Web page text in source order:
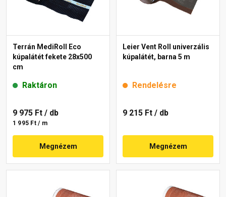
Terrán MediRoll Eco
kúpalátét fekete 28x500
cm
Raktáron
9 975 Ft / db
1 995 Ft / m
Megnézem
Leier Vent Roll univerzális
kúpalátét, barna 5 m
Rendelésre
9 215 Ft / db
Megnézem